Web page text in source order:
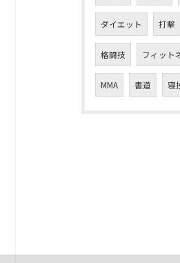
ダイエット 打撃
格闘技 フィット
MMA 書道 寝